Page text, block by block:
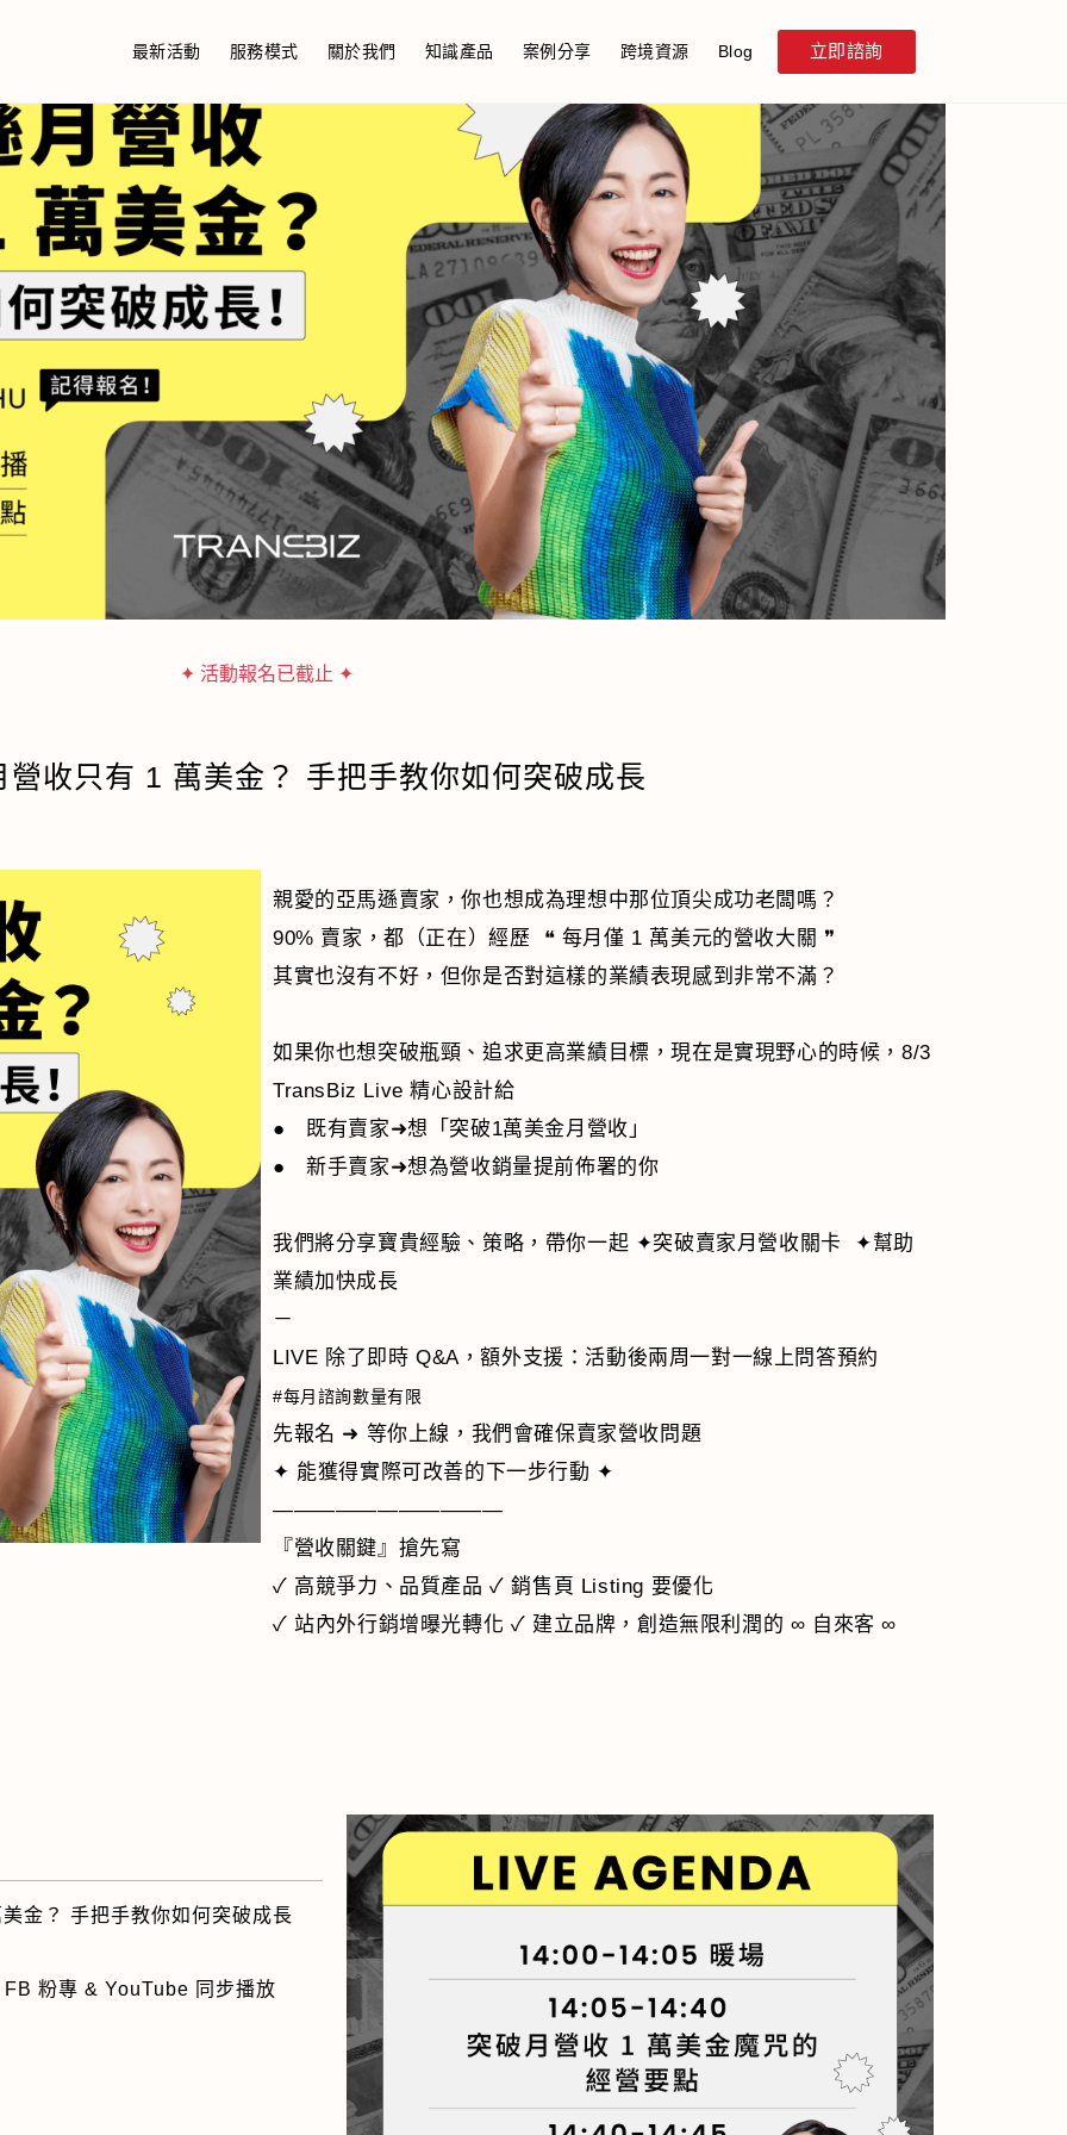
最新活動 服務模式 關於我們 知識產品 案例分享 跨境資源 Blog 立即諮詢
✦ 活動報名已截止 ✦
營收只有 1 萬美金？ 手把手教你如何突破成長
親愛的亞馬遜賣家，你也想成為理想中那位頂尖成功老闆嗎？
90% 賣家，都（正在）經歷 ❝ 每月僅 1 萬美元的營收大關 ❞
其實也沒有不好，但你是否對這樣的業績表現感到非常不滿？
如果你也想突破瓶頸、追求更高業績目標，現在是實現野心的時候，8/3
TransBiz Live 精心設計給
● 既有賣家➜想「突破1萬美金月營收」
● 新手賣家➜想為營收銷量提前佈署的你
我們將分享寶貴經驗、策略，帶你一起 ✦突破賣家月營收關卡 ✦幫助
業績加快成長
－
LIVE 除了即時 Q&A，額外支援：活動後兩周一對一線上問答預約
#每月諮詢數量有限
先報名 ➜ 等你上線，我們會確保賣家營收問題
✦ 能獲得實際可改善的下一步行動 ✦
———————————
『營收關鍵』搶先寫
✓ 高競爭力、品質產品 ✓ 銷售頁 Listing 要優化
✓ 站內外行銷增曝光轉化 ✓ 建立品牌，創造無限利潤的 ∞ 自來客 ∞
金？ 手把手教你如何突破成長
粉專 & YouTube 同步播放